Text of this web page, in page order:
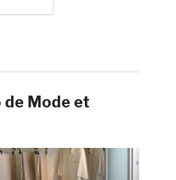
de Mode et